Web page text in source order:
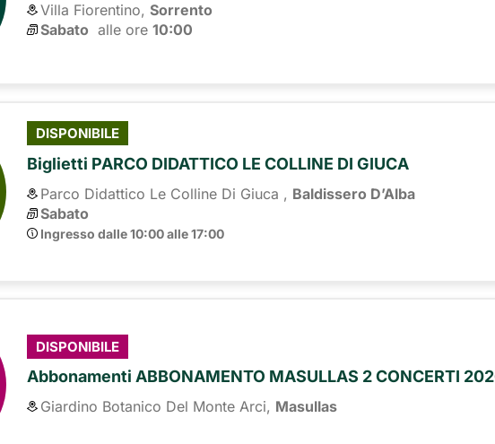
Villa Fiorentino, Sorrento
Sabato alle ore 10:00
DISPONIBILE
Biglietti PARCO DIDATTICO LE COLLINE DI GIUCA
Parco Didattico Le Colline Di Giuca , Baldissero D’Alba
Sabato
Ingresso dalle 10:00 alle 17:00
DISPONIBILE
Abbonamenti ABBONAMENTO MASULLAS 2 CONCERTI
Giardino Botanico Del Monte Arci, Masullas